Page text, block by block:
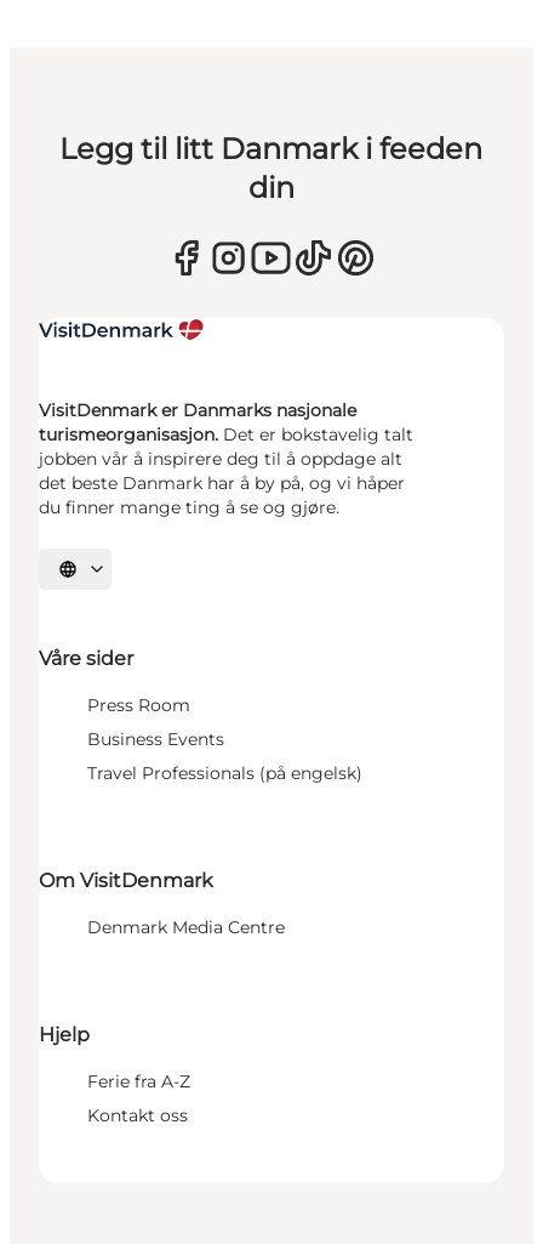
Legg til litt Danmark i feeden
din
VisitDenmark er Danmarks nasjonale
turismeorganisasjon. Det er bokstavelig talt
jobben vår å inspirere deg til å oppdage alt
det beste Danmark har å by på, og vi håper
du finner mange ting å se og gjøre.
Velg språk
Våre sider
Press Room
Business Events
Travel Professionals (på engelsk)
Om VisitDenmark
Denmark Media Centre
Hjelp
Ferie fra A-Z
Kontakt oss